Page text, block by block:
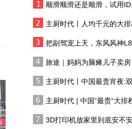
湖南绥宁：巫
俄罗斯“金环”
夏日清凉
大熊猫从这里
雅安的邓池沟
顺滑顺滑还是顺滑，试用
主厨时代丨人均千元的大
把副驾宠上天，东风风神
旅途｜妈妈为脑瘫儿子卖
主厨时代丨中国最贵宵夜:
主厨时代 | 中国”最贵“大排
3D打印机放家里到底安不